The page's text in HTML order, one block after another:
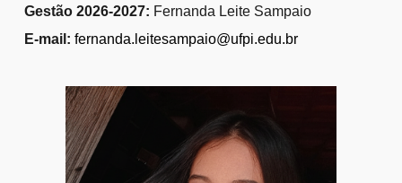
Gestão2026-2027: Fernanda Leite Sampaio
E-mail: fernanda.leitesampaio@ufpi.edu.br